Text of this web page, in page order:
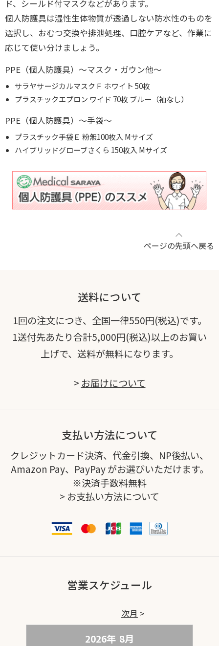
ド、シールド付マスクなどがあります。
個人防護具は湿性生体物質が透過しない防水性のものを
選択し、おむつ交換や排泄処理、口腔ケアなど、作業に
応じて使い分けましょう。
PPE（個人防護具）～マスク・ガウン他～
サラヤサージカルマスクＦ ホワイト 50枚
プラスチックエプロン ワイド 70枚 ブルー（袖なし）
PPE（個人防護具）～手袋～
プラスチック手袋Ｅ 粉無100枚入 Mサイズ
ハイブリッドグローブさくら 150枚入 Mサイズ
ページの先頭へ戻る
送料について
1回の注文につき、全国一律550円(税込)です。
1送付先あたり合計5,000円(税込)以上のお買い
上げで、送料が無料になります。
> お届けについて
支払い方法について
クレジットカード決済、代金引換、NP後払い、
Amazon Pay、PayPay がお選びいただけます。
※決済手数料無料
> お支払い方法について
営業スケジュール
2026年 8月
次月